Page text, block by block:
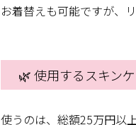
お着替えも可能ですが、
🌿 使用するスキン
使うのは、総額25万円以